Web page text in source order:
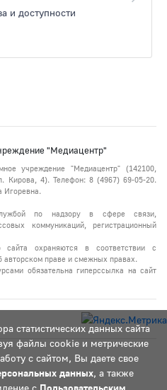
и доступности
статистических данных сайта
файлы cookie и метрические
с сайтом, Вы даете свое
данных, а также
с Пользовательским
"Медиацентр"
учреждение "Медиацентр" (142100,
Кирова, 4). Телефон: 8 (4967) 69-05-20.
Игоревна.
по надзору в сфере связи,
коммуникаций, регистрационный
охраняются в соответствии с
авторском праве и смежных правах.
обязательна гиперссылка на сайт